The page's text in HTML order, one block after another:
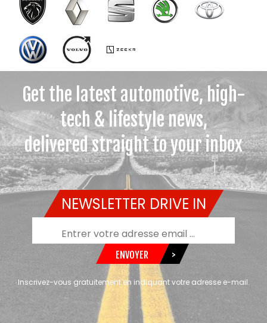
Get the latest automotive, high-
tech & lifestyle news,
delivered straight to your inbox
NEWSLETTER DRIVE IN
ENVOYER >
Inscrivez-vous gratuitement en indiquant votre adresse e-mail.